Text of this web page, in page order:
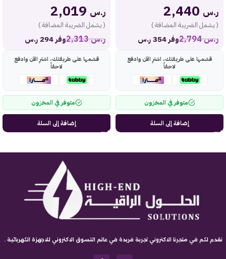
ر.س
( يشمل الضريبة المضافة )
ر.س2,794 وفر 354 ر.س
قسّمها على طريقتك، اشترِ الآن وادفع
لاحقاً
متوفر في المخزون
إضافة إلى السلة
ر.س
( يشمل الضريبة المضافة )
ر.س2,313 وفر 294 ر.س
قسّمها على طريقتك، اشترِ الآن وادفع
لاحقاً
متوفر في المخزون
إضافة إلى السلة
نقدم لكم في متجرنا الاكتروني تجربة فريدة في عالم التسوق الاكتروني للاجهزة الكهربائية .